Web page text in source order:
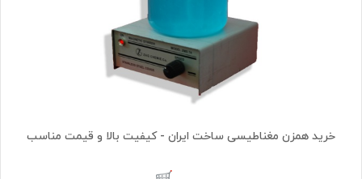
خرید همزن مغناطیسی ساخت ایران - کیفیت بالا و قیمت مناسب